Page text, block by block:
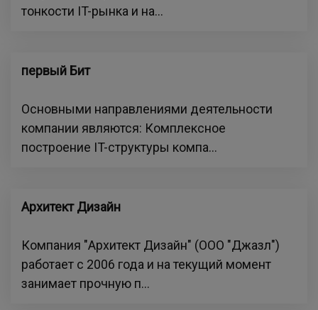
тонкости IT-рынка и на...
первый Бит
Основными направлениями деятельности
компании являются: Комплексное
построение IT-структуры компа...
Архитект Дизайн
Компания "Архитект Дизайн" (ООО "Джазл")
работает с 2006 года и на текущий момент
занимает прочную п...